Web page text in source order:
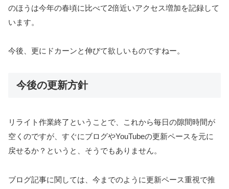
のほうは今年の春頃に比べて2倍近いアクセス増加を記録して
います。
今後、更にドカーンと伸びて欲しいものですねー。
今後の更新方針
リライト作業終了ということで、これから毎日の隙間時間が
空くのですが、すぐにブログやYouTubeの更新ペースを元に
戻せるか？というと、そうでもありません。
ブログ記事に関しては、今までのように更新ペース重視で推